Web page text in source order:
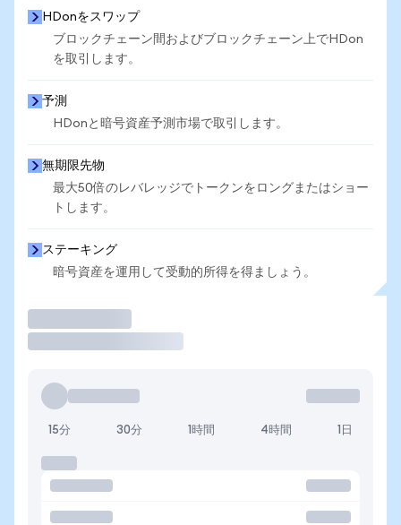
HDonをスワップ
ブロックチェーン間およびブロックチェーン上でHDon
を取引します。
予測
HDonと暗号資産予測市場で取引します。
無期限先物
最大50倍のレバレッジでトークンをロングまたはショー
トします。
ステーキング
暗号資産を運用して受動的所得を得ましょう。
15分 30分 1時間 4時間 1日